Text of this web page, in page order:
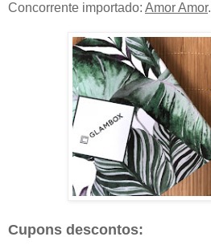
Concorrente importado: Amor Amor.
Cupons descontos: